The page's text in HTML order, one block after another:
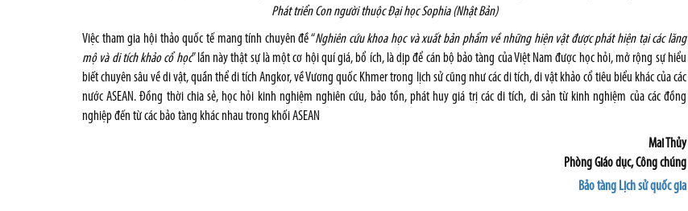
Phát triển Con người thuộc Đại học Sophia (Nhật Bản)
Việc tham gia hội thảo quốc tế mang tính chuyên đề “Nghiên cứu khoa học và xuất bản phẩm về những hiện vật được phát hiện tại các lăng
mộ và di tích khảo cổ học” lần này thật sự là một cơ hội quí giá, bổ ích, là dịp để cán bộ bảo tàng của Việt Nam được học hỏi, mở rộng sự hiểu
biết chuyên sâu về di vật, quần thể di tích Angkor, về Vương quốc Khmer trong lịch sử cũng như các di tích, di vật khảo cổ tiêu biểu khác của các
nước ASEAN. Đồng thời chia sẻ, học hỏi kinh nghiệm nghiên cứu, bảo tồn, phát huy giá trị các di tích, di sản từ kinh nghiệm của các đồng
nghiệp đến từ các bảo tàng khác nhau trong khối ASEAN
Mai Thủy
Phòng Giáo dục, Công chúng
Bảo tàng Lịch sử quốc gia